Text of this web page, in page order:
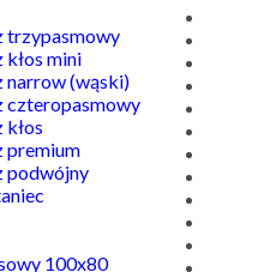
trzypasmowy
mini
narrow (wąski)
czteropasmowy
premium
podwójny
100x80